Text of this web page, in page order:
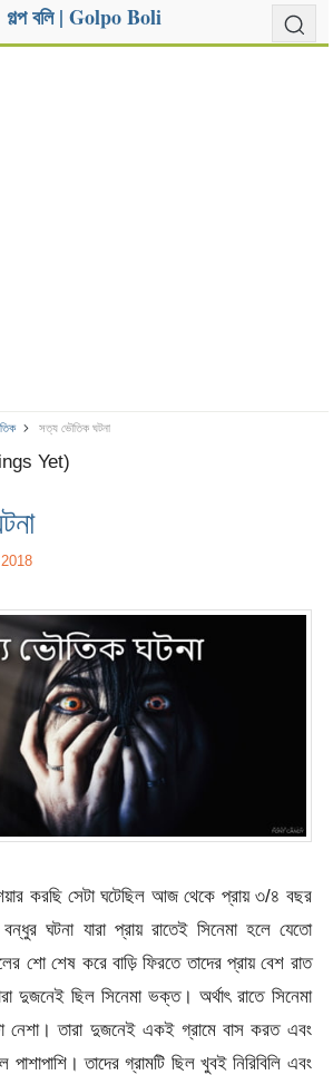
গল্প বলি | Golpo Boli
সত্য ভৌতিক ঘটনা
Yet)
2018
করছি সেটা ঘটেছিল আজ থেকে প্রায় ৩/৪ বছর
ঘটনা যারা প্রায় রাতেই সিনেমা হলে যেতো
শো শেষ করে বাড়ি ফিরতে তাদের প্রায় বেশ রাত
দুজনেই ছিল সিনেমা ভক্ত। অর্থাৎ রাতে সিনেমা
নেশা। তারা দুজনেই একই গ্রামে বাস করত এবং
পাশাপাশি। তাদের গ্রামটি ছিল খুবই নিরিবিলি এবং